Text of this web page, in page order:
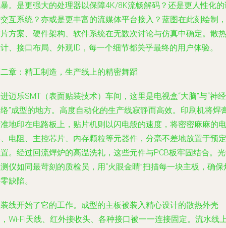
。是更强大的处理器以保障4K/8K流畅解码？还是更人性化
互系统？亦或是更丰富的流媒体平台接入？蓝图在此刻绘制，
方案、硬件架构、软件系统在无数次讨论与仿真中确定。散热
、接口布局、外观ID，每一个细节都关乎最终的用户体验。
章：精工制造，生产线上的精密舞蹈
迈乐SMT（表面贴装技术）车间，这里是电视盒“大脑”与“神经
”成型的地方。高度自动化的生产线寂静而高效。印刷机将焊
地印在电路板上，贴片机则以闪电般的速度，将密密麻麻的电
电阻、主控芯片、内存颗粒等元器件，分毫不差地放置于预定
。经过回流焊炉的高温洗礼，这些元件与PCB板牢固结合。
仪如同最苛刻的质检员，用“火眼金睛”扫描每一块主板，确保
缺陷。
线开始了它的工作。成型的主板被装入精心设计的散热外壳
Wi-Fi天线、红外接收头、各种接口被一一连接固定。流水线